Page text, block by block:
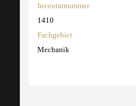
Inventarnummer
1410
Fachgebiet
Mechanik